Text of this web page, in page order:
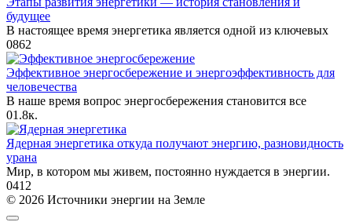
будущее
В настоящее время энергетика является одной из ключевых
0862
Эффективное энергосбережение и энергоэффективность для
человечества
В наше время вопрос энергосбережения становится все
01.8к.
Ядерная энергетика откуда получают энергию, разновидность
урана
Мир, в котором мы живем, постоянно нуждается в энергии.
0412
© 2026 Источники энергии на Земле